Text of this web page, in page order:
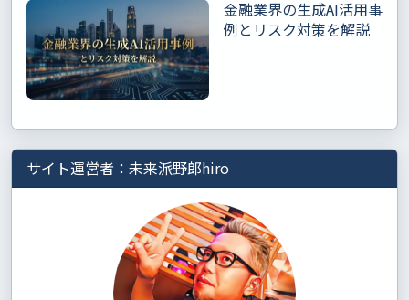
金融業界の生成AI活用事
例とリスク対策を解説
サイト運営者：未来派野郎hiro